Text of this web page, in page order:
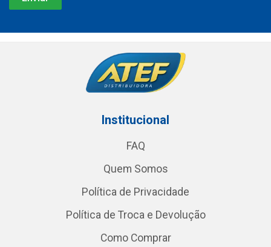
Institucional
FAQ
Quem Somos
Política de Privacidade
Política de Troca e Devolução
Como Comprar